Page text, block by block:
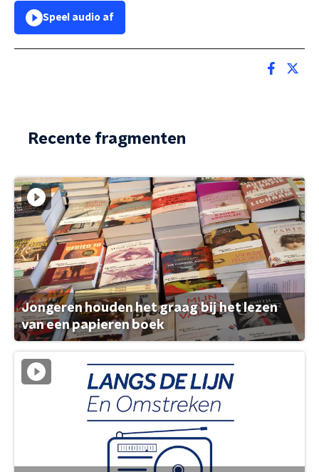
Speel audio af
Recente fragmenten
Jongeren houden het graag bij het lezen
van een papieren boek